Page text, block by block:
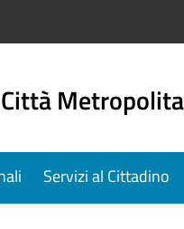
Servizi al Cittadino